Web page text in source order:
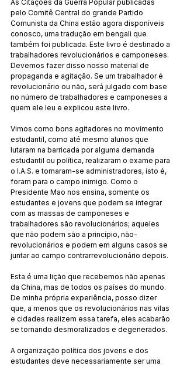
As Citações da Guerra Popular publicadas
pelo Comitê Central do grande Partido
Comunista da China estão agora disponíveis
conosco, uma tradução em bengali que
também foi publicada. Este livro é destinado a
trabalhadores revolucionários e camponeses.
Devemos fazer disso nosso material de
propaganda e agitação. Se um trabalhador é
revolucionário ou não, será julgado com base
no número de trabalhadores e camponeses a
quem ele leu e explicou este livro.
Vimos como bons agitadores no movimento
estudantil, como até mesmo alunos que
lutaram na barricada por alguma demanda
estudantil ou política, realizaram o exame para
o I.A.S. e tornaram-se administradores, isto é,
foram para o campo inimigo. Como o
Presidente Mao nos ensina, somente os
estudantes e jovens que podem se integrar
com as massas de camponeses e
trabalhadores são revolucionários; aqueles
que não podem são a princípio, não-
revolucionários e podem em alguns casos se
juntar ao campo contrarrevolucionário depois.
Esta é uma lição que recebemos não apenas
da China, mas de todos os países do mundo.
De minha própria experiência, posso dizer
que, a menos que os revolucionários nas vilas
e cidades realizem essa tarefa, eles acabarão
se tornando desmoralizados e degenerados.
A organização política dos jovens e dos
estudantes deve necessariamente ser uma